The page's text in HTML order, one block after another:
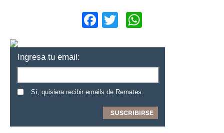
Facebook
Twitter
Ingresa tu email:
Sí, quisiera recibir emails de Remates.